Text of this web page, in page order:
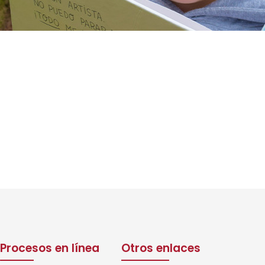
Procesos en línea Otros enlaces